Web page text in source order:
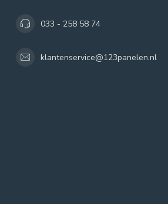
033 - 258 58 74
klantenservice@123panelen.nl